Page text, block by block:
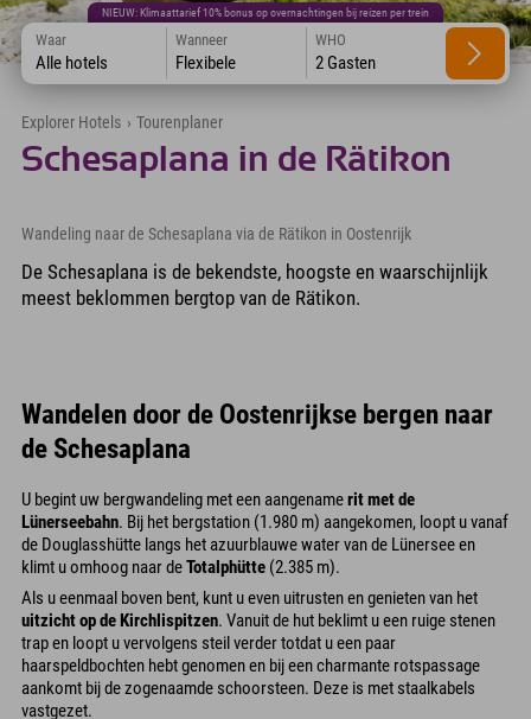
NIEUW: Klimaattarief 10% bonus op overnachtingen bij reizen per trein
Waar
Alle hotels
Wanneer
Flexibele
WHO
2 Gasten
Explorer Hotels › Tourenplaner
Schesaplana in de Rätikon
Wandeling naar de Schesaplana via de Rätikon in Oostenrijk
De Schesaplana is de bekendste, hoogste en waarschijnlijk
meest beklommen bergtop van de Rätikon.
Wandelen door de Oostenrijkse bergen naar
de Schesaplana
U begint uw bergwandeling met een aangenamerit met de
Lünerseebahn. Bij het bergstation (1.980 m) aangekomen, loopt u vanaf
de Douglasshütte langs het azuurblauwe water van de Lünersee en
klimt u omhoog naar deTotalphütte (2.385 m).
Als u eenmaal boven bent, kunt u even uitrusten en genieten van het
uitzicht op de Kirchlispitzen. Vanuit de hut beklimt u een ruige stenen
trap en loopt u vervolgens steil verder totdat u een paar
haarspeldbochten hebt genomen en bij een charmante rotspassage
aankomt bij de zogenaamde schoorsteen. Deze is met staalkabels
vastgezet.